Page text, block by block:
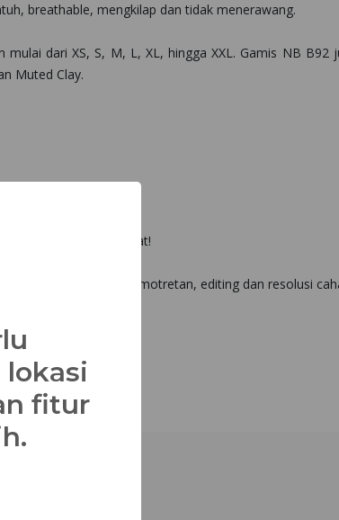
breathable, mengkilap dan tidak menerawang.
dari XS, S, M, L, XL, hingga XXL. Gamis NB B92
Muted Clay.
terdekat!
faktor cahaya pemotretan, editing dan resolusi
fitur